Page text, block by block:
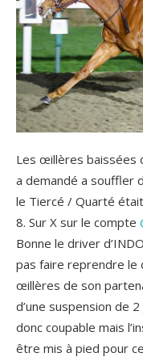
Les œillères baissées
a demandé a souffler
le Tiercé / Quarté
8. Sur X sur le compte
Bonne le driver
pas faire reprendre
œillères de son
d’une suspension de
donc coupable mais
être mis à pied pour